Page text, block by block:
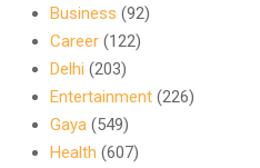
Business (92)
Career (122)
Delhi (203)
Entertainment (226)
Gaya (549)
Health (607)